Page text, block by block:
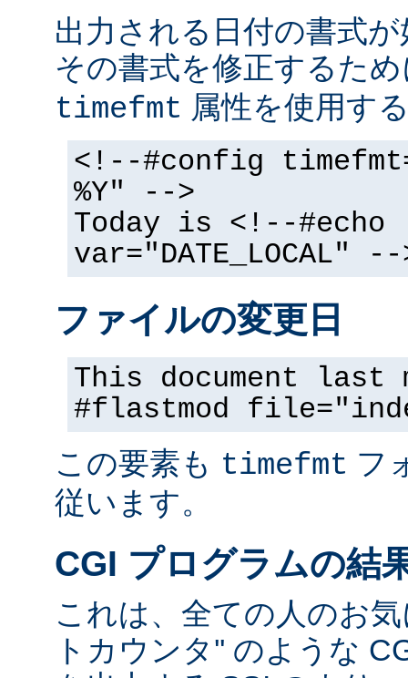
出力される日付の書式
その書式を修正するた
timefmt 属性を使用す
<!--#config
%Y" -->
Today is <!--#echo
var="DATE_LOCAL" --
ファイルの変更日
This document
#flastmod
この要素も timefmt フ
従います。
CGI プログラムの結
これは、全ての人のお
トカウンタ'' のような